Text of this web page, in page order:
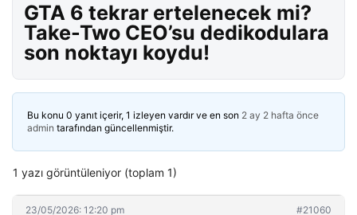
GTA 6 tekrar ertelenecek mi?
Take-Two CEO’su dedikodulara
son noktayı koydu!
Bu konu 0 yanıt içerir, 1 izleyen vardır ve en son 2 ay 2 hafta önce
admin tarafından güncellenmiştir.
1 yazı görüntüleniyor (toplam 1)
23/05/2026: 12:20 pm #21060